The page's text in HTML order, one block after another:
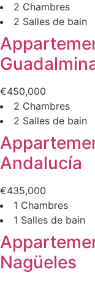
2 Chambres
2 Salles de bain
€450,000
2 Chambres
2 Salles de bain
Andalucía
€435,000
1 Chambres
1 Salles de bain
Nagüeles